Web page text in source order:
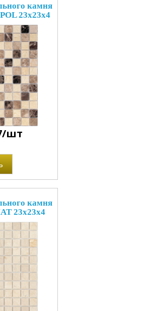
камня
23x23x4
шт
камня
23x23x4